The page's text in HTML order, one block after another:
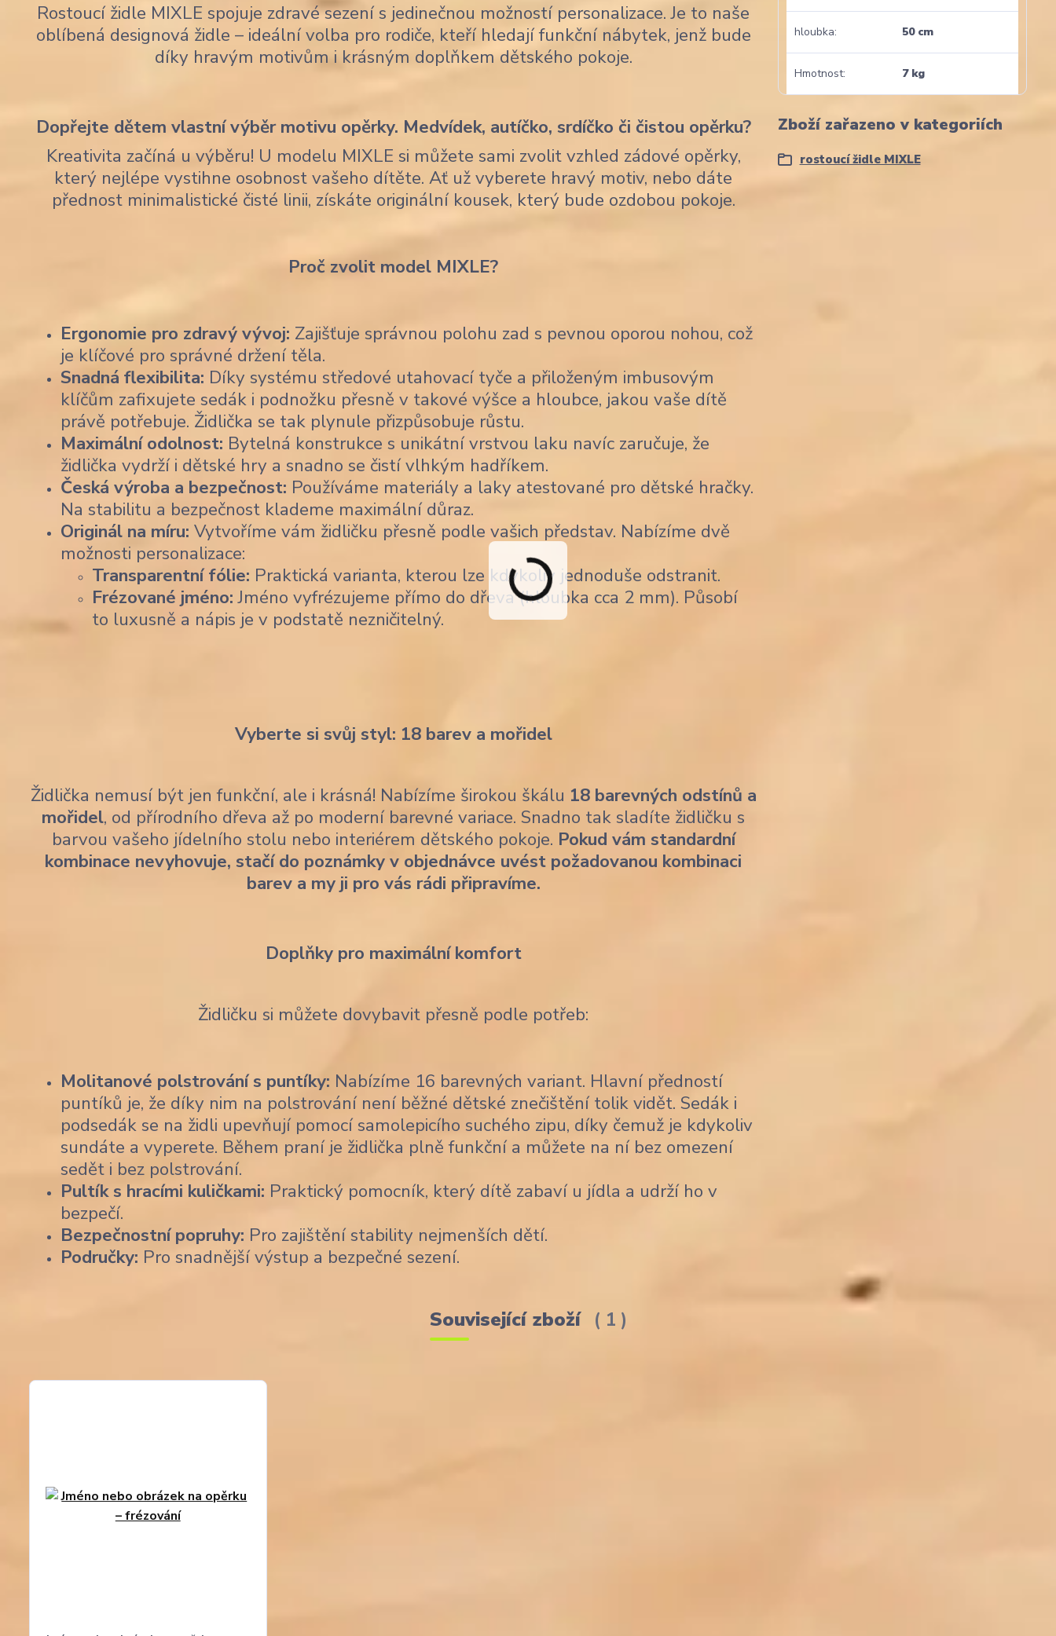
Rostoucí židle MIXLE spojuje zdravé sezení s jedinečnou možností personalizace. Je to naše
oblíbená designová židle – ideální volba pro rodiče, kteří hledají funkční nábytek, jenž bude
díky hravým motivům i krásným doplňkem dětského pokoje.
Dopřejte dětem vlastní výběr motivu opěrky. Medvídek, autíčko, srdíčko či čistou opěrku?
Kreativita začíná u výběru! U modelu MIXLE si můžete sami zvolit vzhled zádové opěrky,
který nejlépe vystihne osobnost vašeho dítěte. Ať už vyberete hravý motiv, nebo dáte
přednost minimalistické čisté linii, získáte originální kousek, který bude ozdobou pokoje.
Proč zvolit model MIXLE?
Ergonomie pro zdravý vývoj: Zajišťuje správnou polohu zad s pevnou oporou nohou, což
je klíčové pro správné držení těla.
Snadná flexibilita: Díky systému středové utahovací tyče a přiloženým imbusovým
klíčům zafixujete sedák i podnožku přesně v takové výšce a hloubce, jakou vaše dítě
právě potřebuje. Židlička se tak plynule přizpůsobuje růstu.
Maximální odolnost: Bytelná konstrukce s unikátní vrstvou laku navíc zaručuje, že
židlička vydrží i dětské hry a snadno se čistí vlhkým hadříkem.
Česká výroba a bezpečnost: Používáme materiály a laky atestované pro dětské hračky.
Na stabilitu a bezpečnost klademe maximální důraz.
Originál na míru: Vytvoříme vám židličku přesně podle vašich představ. Nabízíme dvě
možnosti personalizace:
Transparentní fólie: Praktická varianta, kterou lze kdykoliv jednoduše odstranit.
Frézované jméno:Jméno vyfrézujeme přímo do dřeva (hloubka cca 2 mm). Působí
to luxusně a nápis je v podstatě nezničitelný.
Vyberte si svůj styl: 18 barev a mořidel
Židlička nemusí být jen funkční, ale i krásná! Nabízíme širokou škálu 18 barevných odstínů a
mořidel, od přírodního dřeva až po moderní barevné variace. Snadno tak sladíte židličku s
barvou vašeho jídelního stolu nebo interiérem dětského pokoje. Pokud vám standardní
kombinace nevyhovuje, stačí do poznámky v objednávce uvést požadovanou kombinaci
barev a my ji pro vás rádi připravíme.
Doplňky pro maximální komfort
Židličku si můžete dovybavit přesně podle potřeb:
Molitanové polstrování s puntíky: Nabízíme 16 barevných variant. Hlavní předností
puntíků je, že díky nim na polstrování není běžné dětské znečištění tolik vidět. Sedák i
podsedák se na židli upevňují pomocí samolepicího suchého zipu, díky čemuž je kdykoliv
sundáte a vyperete. Během praní je židlička plně funkční a můžete na ní bez omezení
sedět i bez polstrování.
Pultík s hracími kuličkami: Praktický pomocník, který dítě zabaví u jídla a udrží ho v
bezpečí.
Bezpečnostní popruhy: Pro zajištění stability nejmenších dětí.
Područky: Pro snadnější výstup a bezpečné sezení.
hloubka 50 cm
Hmotnost 7 kg
Zboží zařazeno v kategoriích
rostoucí židle MIXLE
Související zboží 1